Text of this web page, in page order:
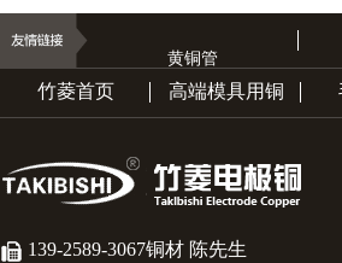
黄铜管
竹菱首页 高端模具用铜
139-2589-3067铜材 陈先生